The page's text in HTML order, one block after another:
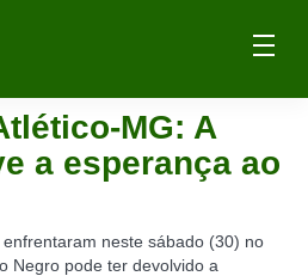
MG: A
a esperança ao
neste sábado (30) no
Negro pode ter devolvido a